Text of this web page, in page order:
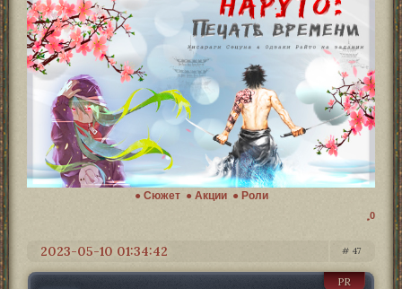
● Сюжет ● Акции ● Роли
0
47
2023-05-10 01:34:42
PR